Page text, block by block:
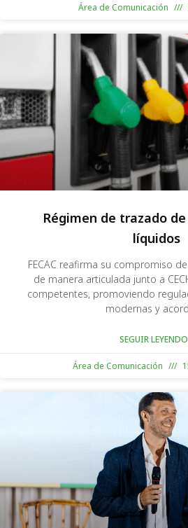
Área de Comunicación
Régimen de trazado
líquidos
FECAC reafirma su compromiso
de manera articulada junto a
competentes, promoviendo
modernas y
SEGUIR
Área de Comunicación